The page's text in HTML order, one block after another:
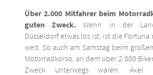
Über 2.000 Mitfahrer beim
guten Zweck. Wenn in der
Düsseldorf etwas los ist, ist die Fortuna
weit. So auch am Samstag beim
Motorradkorso, an dem über 2.000
Zweck unterwegs waren. Axel